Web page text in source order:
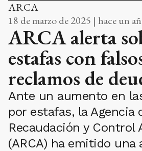
ARCA
18 de marzo de 2025 | hace un
ARCA alerta
estafas con
reclamos de
Ante un aumento en
por estafas, la Agencia
Recaudación y Control
(ARCA) ha emitido una